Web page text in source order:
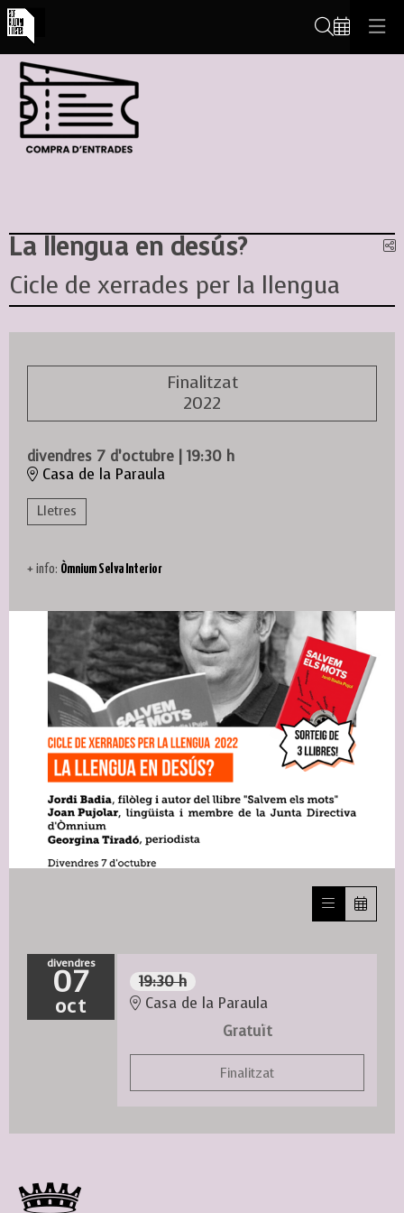
La llengua en desús?
Cicle de xerrades per la llengua
Finalitzat
2022
divendres 7 d’octubre | 19:30 h
Casa de la Paraula
Lletres
+ info: Òmnium Selva Interior
divendres
07
oct
19:30 h
Casa de la Paraula
Gratuït
Finalitzat